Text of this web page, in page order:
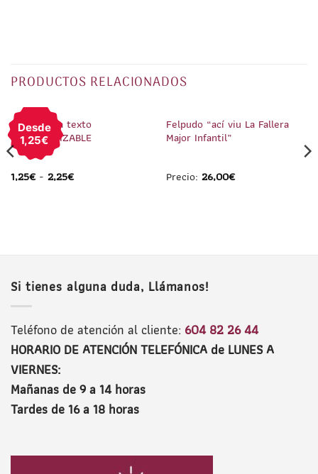
PRODUCTOS RELACIONADOS
Desde
1,25€
Pin Peineta texto
PERSONALIZABLE
1,25€- 2,25€
Felpudo “ací viu La Fallera
Major Infantil”
Precio: 26,00€
Si tienes alguna duda, Llámanos!
Teléfono de atención al cliente: 604 82 26 44
HORARIO DE ATENCIÓN TELEFÓNICA de LUNES A
VIERNES:
Mañanas de 9 a 14 horas
Tardes de 16 a 18 horas